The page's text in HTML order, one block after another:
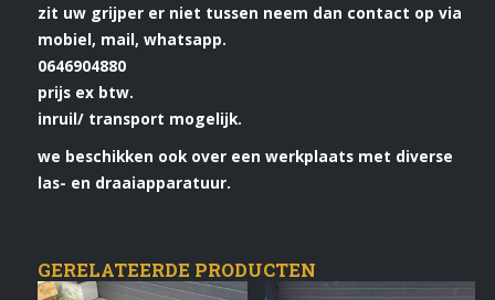
zit uw grijper er niet tussen neem dan contact op via
mobiel, mail, whatsapp.
0646904880
prijs ex btw.
inruil/ transport mogelijk.
we beschikken ook over een werkplaats met diverse
las- en draaiapparatuur.
GERELATEERDE PRODUCTEN